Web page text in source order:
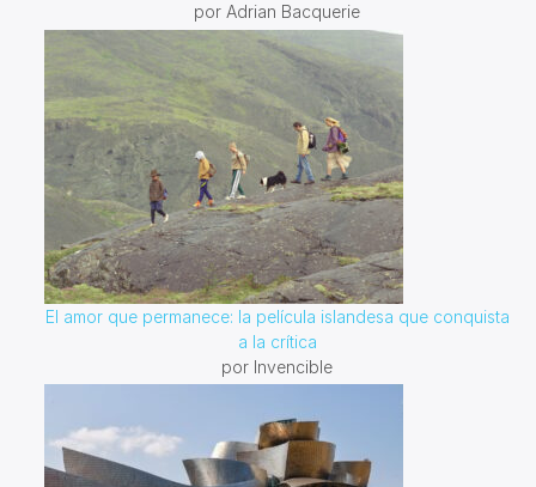
por Adrian Bacquerie
El amor que permanece: la película islandesa que conquista
a la crítica
por Invencible